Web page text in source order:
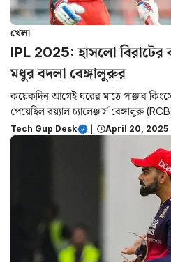
খেলা
IPL 2025: হাসলো বিরাটের
মধুর বদলা বেঙ্গালুরুর
কয়েকদিন আগেই ঘরের মাঠে পাঞ্জাব
পেয়েছিল রয়্যাল চ্যালেঞ্জার্স বেঙ্গালুরু
Tech Gup Desk April 20, 2025